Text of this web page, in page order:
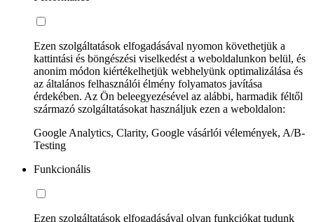
Ezen szolgáltatások elfogadásával nyomon követhetjük a
kattintási és böngészési viselkedést a weboldalunkon belül, és
anonim módon kiértékelhetjük webhelyünk optimalizálása és
az általános felhasználói élmény folyamatos javítása
érdekében. Az Ön beleegyezésével az alábbi, harmadik féltől
származó szolgáltatásokat használjuk ezen a weboldalon:
Google Analytics, Clarity, Google vásárlói vélemények, A/B-
Testing
Funkcionális
Ezen szolgáltatások elfogadásával olyan funkciókat tudunk